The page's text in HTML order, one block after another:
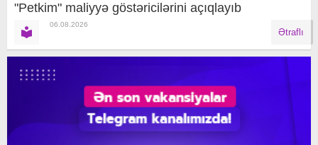
"Petkim" maliyyə göstəricilərini açıqlayıb
06.08.2026
Ətraflı